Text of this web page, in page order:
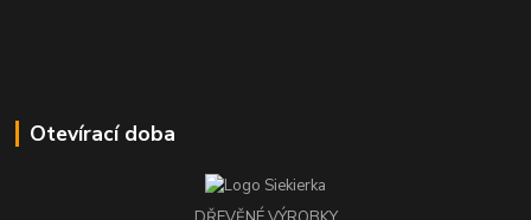
Otevírací doba